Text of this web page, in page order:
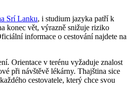
Srí Lanku, i studium jazyka patří k
konec vět, výrazně snižuje riziko
informace o cestování najdete na
Orientace v terénu vyžaduje znalost
při návštěvě lékárny. Thajština sice
cestovatele, který chce svou